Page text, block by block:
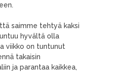
saimme tehtyä kaksi
hyvältä olla
viikko on tuntunut
takaisin
ja parantaa kaikkea,